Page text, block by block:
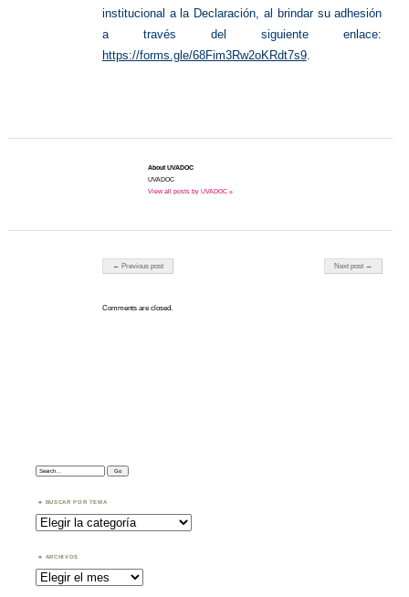
institucional a la Declaración, al brindar su adhesión
a través del siguiente enlace:
https://forms.gle/68Fim3Rw2oKRdt7s9.
About UVADOC
UVADOC
View all posts by UVADOC »
Post navigation
← Previous post Next post →
Comments are closed.
Search:
BUSCAR POR TEMA
Buscar
por
Tema
ARCHIVOS
Archivos